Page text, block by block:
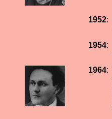
1952:
1954:
1964: